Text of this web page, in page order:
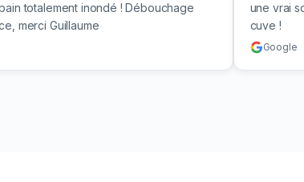
totalement inondé ! Débouchage
merci Guillaume
une vrai
cuve !
Google